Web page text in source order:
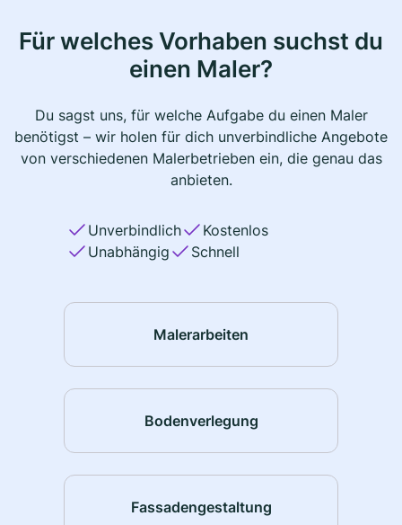
Für welches Vorhaben suchst du
einen Maler?
Du sagst uns, für welche Aufgabe du einen Maler
benötigst – wir holen für dich unverbindliche Angebote
von verschiedenen Malerbetrieben ein, die genau das
anbieten.
Unverbindlich
Kostenlos
Unabhängig
Schnell
Malerarbeiten
Bodenverlegung
Fassadengestaltung